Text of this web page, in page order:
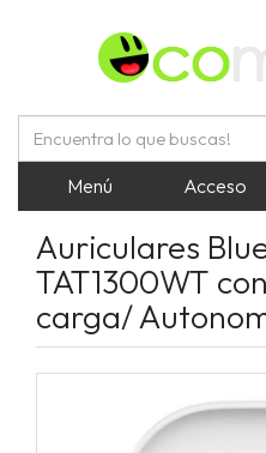
Menú Acceso
Auriculares
TAT1300WT
carga/